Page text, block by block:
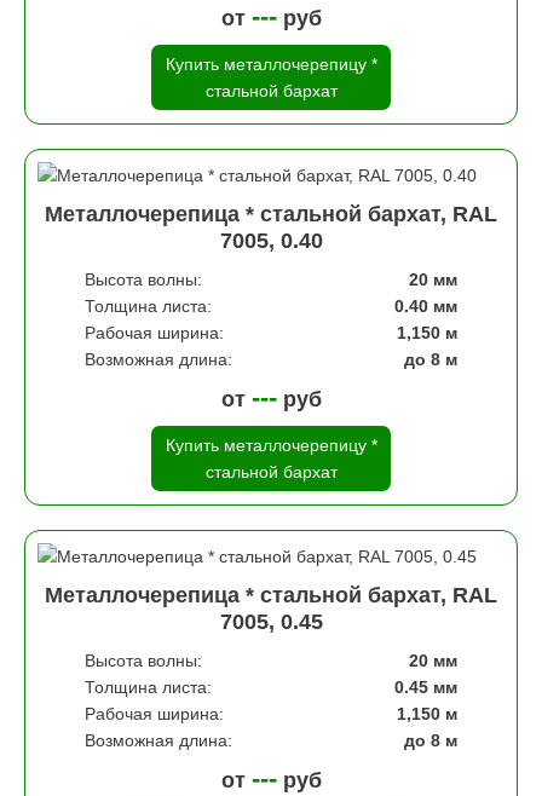
от ---руб
Купить металлочерепицу *
стальной бархат
Металлочерепица * стальной бархат, RAL
7005, 0.40
Высота волны:
20 мм
Толщина листа:
0.40 мм
Рабочая ширина:
1,150 м
Возможная длина:
до 8 м
от ---руб
Купить металлочерепицу *
стальной бархат
Металлочерепица * стальной бархат, RAL
7005, 0.45
Высота волны:
20 мм
Толщина листа:
0.45 мм
Рабочая ширина:
1,150 м
Возможная длина:
до 8 м
от ---руб